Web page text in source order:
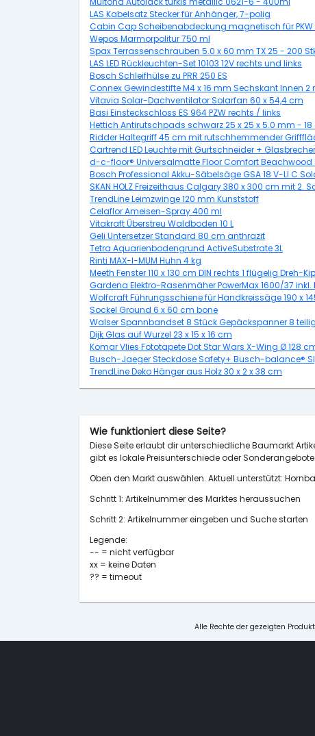
LAS Kabelsatz Stecker für Anhänger, 7-polig
Cabin Cap Scheibenabdeckung magnetisch für
Wepos Marmorpolitur 750 ml
Spax Terrassenschrauben 5.0 x 60 mm TX 25 - 200
LAS LED Rückleuchten-Set 10103 12V rechts und links
Bosch Schleifhülse zu PRR 250 ES
Connex Gewindestifte M4 x 16 mm Sechskant Innen 2
Vitavia Solar-Dachventilator Solarfan 60 x 54,4 cm
Basi Einsteckschloss ES 964 PZW rechts / links
Hettich Antirutschpads schwarz 25 x 25 x 5.0 mm - 18
Ridder Haltegriff 45 cm mit rutschhemmender
Cartrend LED Leuchte mit Gurtschneider + Glasbrecher
d-c-floor® Universalmatte Floor Comfort Beachwood
Bosch Professional Akku-Säbelsäge GSA 18 V-LI C
SKAN HOLZ Freizeithaus Calgary 380 x 300 cm mit 2.
TrendLine Leimzwinge 120 mm Kunststoff
Celaflor Ameisen-Spray 400 ml
Vitakraft Überstreu Waldboden 10 L
Geli Untersetzer Standard 80 cm anthrazit
Tetra Aquarienbodengrund ActiveSubstrate 3L
Rinti MAX-I-MUM Huhn 4 kg
Meeth Fenster 110 x 130 cm DIN rechts 1 flügelig Dreh-
Gardena Elektro-Rasenmäher PowerMax 1600/37 inkl.
Wolfcraft Führungsschiene für Handkreissäge 190 x
Sockel Ground 6 x 60 cm bone
Walser Spannbandset 8 Stück Gepäckspanner 8 teilig
Dijk Glas auf Wurzel 23 x 15 x 16 cm
Komar Vlies Fototapete Dot Star Wars X-Wing Ø 128
Busch-Jaeger Steckdose Safety+ Busch-balance®
TrendLine Deko Hänger aus Holz 30 x 2 x 38 cm
Wie funktioniert diese Seite?
Diese Seite erlaubt dir unterschiedliche Baumarkt
gibt es lokale Preisunterschiede oder
Oben den Markt auswählen. Aktuell unterstützt:
Schritt 1: Artikelnummer des Marktes heraussuchen
Schritt 2: Artikelnummer eingeben und Suche starten
Legende:
-- = nicht verfügbar
xx = keine Daten
?? = timeout
Alle Rechte der gezeigten